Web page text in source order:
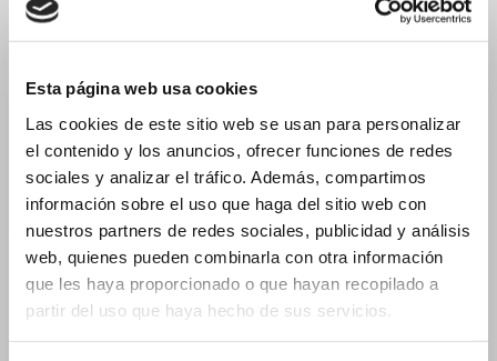
Esta página web usa cookies
Las cookies de este sitio web se usan para personalizar
el contenido y los anuncios, ofrecer funciones de redes
sociales y analizar el tráfico. Además, compartimos
información sobre el uso que haga del sitio web con
nuestros partners de redes sociales, publicidad y análisis
web, quienes pueden combinarla con otra información
que les haya proporcionado o que hayan recopilado a
partir del uso que haya hecho de sus servicios.
15 ml
15 ml - 19x88 mm
20 ml
20 ml - 19x105 mm
20 ml - 26x60 mm
Frascos para cuentagotas
2 ml
3 ml
3 ml – 16×37 mm